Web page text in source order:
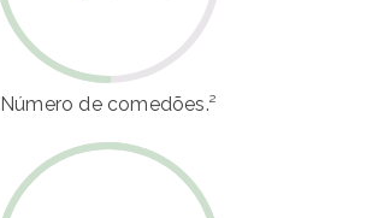
Número de comedões.²